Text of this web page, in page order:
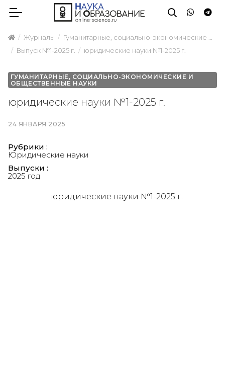
Журналы
Гуманитарные, социально-экономические и общественные науки
Выпуск №1-2025 г.
юридические науки №1-2025 г.
ГУМАНИТАРНЫЕ, СОЦИАЛЬНО-ЭКОНОМИЧЕСКИЕ И
ОБЩЕСТВЕННЫЕ НАУКИ
юридические науки №1-2025 г.
24 ЯНВАРЯ 2025
Рубрики :
Юридические науки
Выпуски :
2025 год